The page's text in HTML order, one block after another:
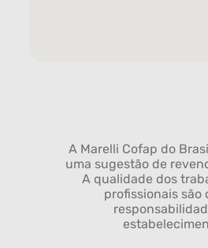
A Marelli Cofap do
uma sugestão de
A qualidade dos
profissionais são